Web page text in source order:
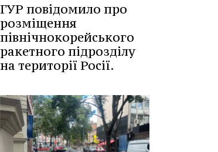
ГУР повідомило про
розміщення
північнокорейського
ракетного підрозділу
на території Росії.